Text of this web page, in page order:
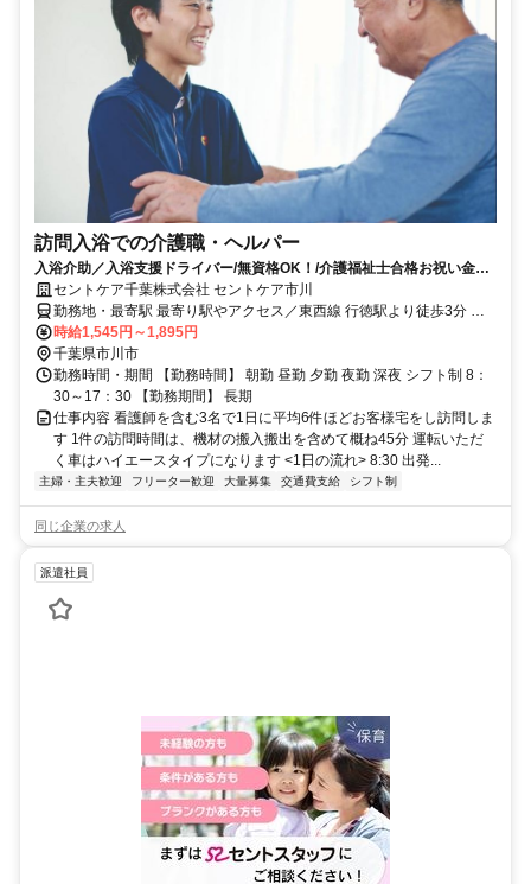
訪問入浴での介護職・ヘルパー
入浴介助／入浴支援ドライバー/無資格OK！/介護福祉士合格お祝い金あ
り☆資格取得をサポートします！
セントケア千葉株式会社 セントケア市川
勤務地・最寄駅 最寄り駅やアクセス／東西線 行徳駅より徒歩3分 弁
天公園向かい
時給1,545円～1,895円
千葉県市川市
勤務時間・期間 【勤務時間】 朝勤 昼勤 夕勤 夜勤 深夜 シフト制 8：
30～17：30 【勤務期間】 長期
仕事内容 看護師を含む3名で1日に平均6件ほどお客様宅をし訪問しま
す 1件の訪問時間は、機材の搬入搬出を含めて概ね45分 運転いただ
く車はハイエースタイプになります <1日の流れ> 8:30 出発...
主婦・主夫歓迎 フリーター歓迎 大量募集 交通費支給 シフト制
同じ企業の求人
派遣社員